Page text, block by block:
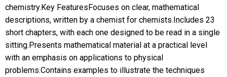
chemistry.Key FeaturesFocuses on clear, mathematical
descriptions, written by a chemist for chemists.Includes 23
short chapters, with each one designed to be read in a single
sitting.Presents mathematical material at a practical level
with an emphasis on applications to physical
problems.Contains examples to illustrate the techniques